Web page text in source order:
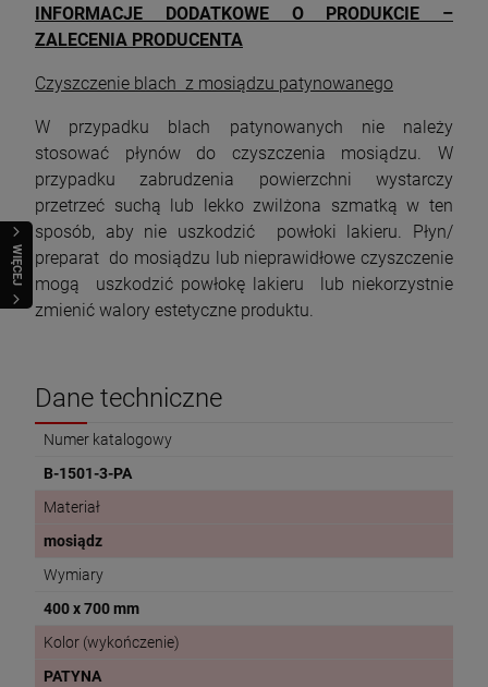
WIĘCEJ
INFORMACJE DODATKOWE O PRODUKCIE –
ZALECENIA PRODUCENTA
Czyszczenie blach z mosiądzu patynowanego
W przypadku blach patynowanych nie należy
stosować płynów do czyszczenia mosiądzu. W
przypadku zabrudzenia powierzchni wystarczy
przetrzeć suchą lub lekko zwilżona szmatką w ten
sposób, aby nie uszkodzić powłoki lakieru. Płyn/
preparat do mosiądzu lub nieprawidłowe czyszczenie
mogą uszkodzić powłokę lakieru lub niekorzystnie
zmienić walory estetyczne produktu.
Dane techniczne
Numer katalogowy
B-1501-3-PA
Materiał
mosiądz
Wymiary
400 x 700 mm
Kolor (wykończenie)
PATYNA